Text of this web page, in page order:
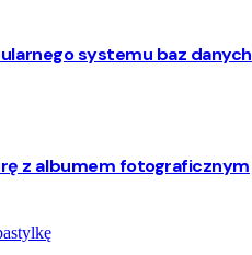
systemu baz danych
z albumem fotograficznym